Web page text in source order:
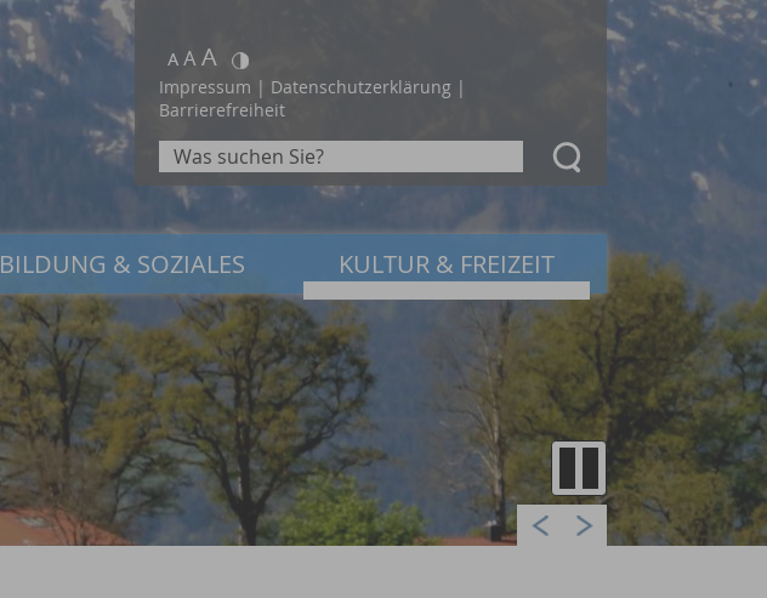
Impressum | Datenschutzerklärung |
Barrierefreiheit
BILDUNG & SOZIALES KULTUR & FREIZEIT
Prev Next